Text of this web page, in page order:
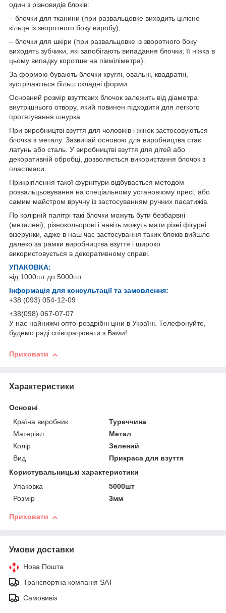
один з різновидів блоків:
– блочки для тканини (при развальцовке виходить цілісне
кільце із зворотного боку виробу);
– блочки для шкіри (при развальцовке із зворотного боку
виходять зубчики, які запобігають випадання блочки; її ніжка в
цьому випадку коротше на півміліметра).
За формою бувають блочки круглі, овальні, квадратні,
зустрічаються більш складні форми.
Основний розмір взуттєвих блочок залежить від діаметра
внутрішнього отвору, який повинен підходити для легкого
протягування шнурка.
При виробництві взуття для чоловіків і жінок застосовуються
блочка з металу. Зазвичай основою для виробництва стає
латунь або сталь. У виробництві взуття для дітей або
декоративній обробці, дозволяється використання блочок з
пластмаси.
Прикріплення такої фурнітури відбувається методом
розвальцьовування на спеціальному установчому пресі, або
самим майстром вручну із застосуванням ручних пасатижів.
По колірній палітрі такі блочки можуть бути безбарвні
(металеві), різнокольорові і навіть можуть мати різні фігурні
візерунки, адже в наш час застосування таких блоків вийшло
далеко за рамки виробництва взуття і широко
використовується в декоративному справі.
УПАКОВКА:
від 1000шт до 5000шт
Інформація для консультації та замовлення:
+38 (093) 054-12-09
+38(098) 067-07-07
У нас найнижчі опто-роздрібні ціни в Україні. Телефонуйте,
будемо раді співпрацювати з Вами!
Приховати
Характеристики
Основні
Країна виробник
Туреччина
Матеріал
Метал
Колір
Зелений
Вид
Прикраса для взуття
Користувальницькі характеристики
Упаковка
5000шт
Розмір
3мм
Приховати
Умови доставки
Нова Пошта
Транспортна компанія SAT
Самовивіз